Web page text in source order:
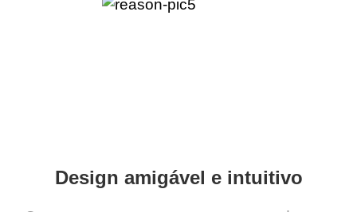
Design amigável e intuitivo